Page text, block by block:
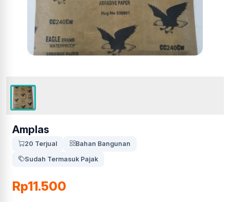
Amplas
20 Terjual
Bahan Bangunan
Sudah Termasuk Pajak
Rp11.500